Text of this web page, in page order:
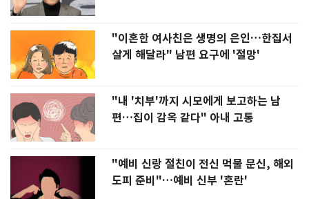
"이혼한 여사친은 생명의 은인…한집서
살게 해달라" 남편 요구에 '절망'
"내 '치부'까지 시모에게 보고하는 남
편…집이 감옥 같다" 아내 고통
"예비 신랑 절친이 전신 먹물 문신, 해외
도피 준비"…예비 신부 '혼란'